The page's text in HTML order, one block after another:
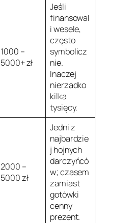
1000 –
5000+ zł
Jeśli
finansowal
i wesele,
często
symbolicz
nie.
Inaczej
nierzadko
kilka
tysięcy.
2000 –
5000 zł
Jedni z
najbardzie
j hojnych
darczyńcó
w; czasem
zamiast
gotówki
cenny
prezent.